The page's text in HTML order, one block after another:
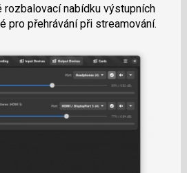
rozbalovací nabídku výstupních
pro přehrávání při streamování.